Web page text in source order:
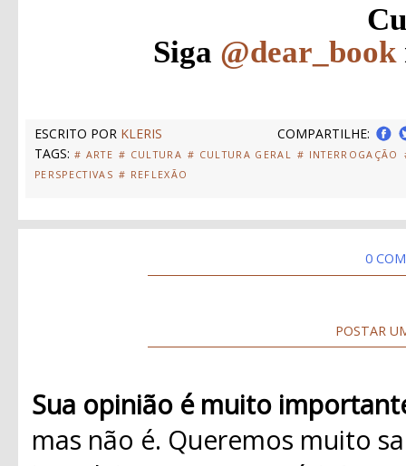
Siga @dear_book
ESCRITO POR KLERIS
COMPARTILHE:
TAGS: # ARTE # CULTURA # CULTURA GERAL # INTERROGAÇÃO
PERSPECTIVAS # REFLEXÃO
0
POSTAR
Sua opinião é muito
mas não é. Queremos muito